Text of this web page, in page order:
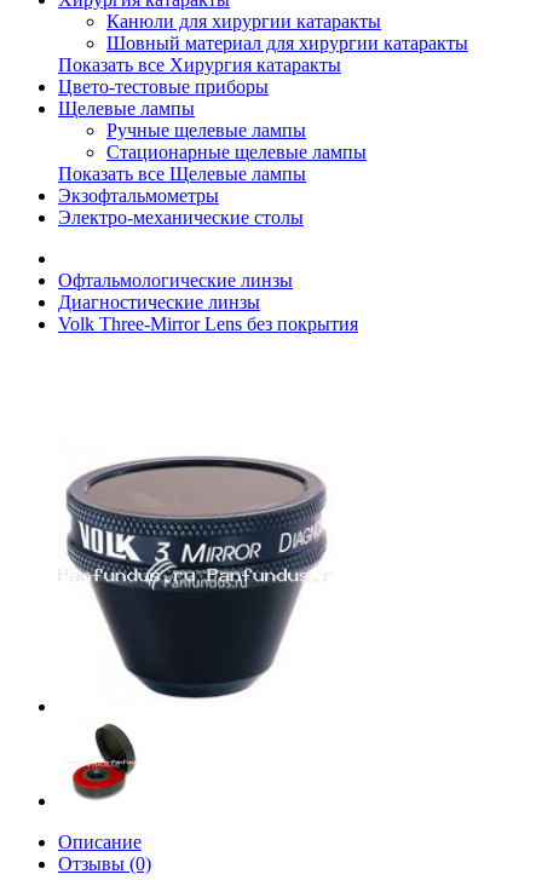
Канюли для хирургии катаракты
Шовный материал для хирургии катаракты
Показать все Хирургия катаракты
Цвето-тестовые приборы
Щелевые лампы
Ручные щелевые лампы
Стационарные щелевые лампы
Показать все Щелевые лампы
Экзофтальмометры
Электро-механические столы
Офтальмологические линзы
Диагностические линзы
Volk Three-Mirror Lens без покрытия
Описание
Отзывы (0)